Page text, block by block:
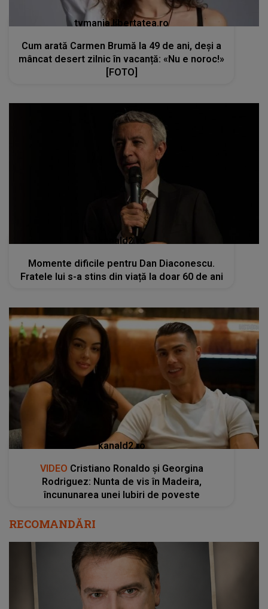
tvmania.libertatea.ro
Cum arată Carmen Brumă la 49 de ani, deși a
mâncat desert zilnic în vacanță: «Nu e noroc!»
[FOTO]
kanald2.ro
Momente dificile pentru Dan Diaconescu.
Fratele lui s-a stins din viață la doar 60 de ani
kanald2.ro
VIDEO Cristiano Ronaldo și Georgina
Rodriguez: Nunta de vis în Madeira,
încununarea unei Iubiri de poveste
RECOMANDĂRI